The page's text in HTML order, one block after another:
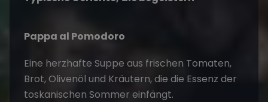
Pappa al Pomodoro
Eine herzhafte Suppe aus frischen Tomaten,
Brot, Olivenöl und Kräutern, die die Essenz der
toskanischen Sommer einfängt.